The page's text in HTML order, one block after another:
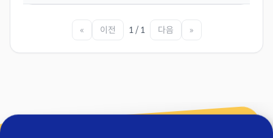
« 이전 1 / 1 다음 »